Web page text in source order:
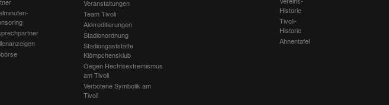
Veranstaltungen
Team Tivoli
Akkreditierungen
Stadionordnung
Stadiongaststätte
Klömpchensklub
Gegen Rechtsextremismus
am Tivoli
Verbotene Symbolik am
Tivoli
Historie
Tivoli-
Historie
Ahnentafel